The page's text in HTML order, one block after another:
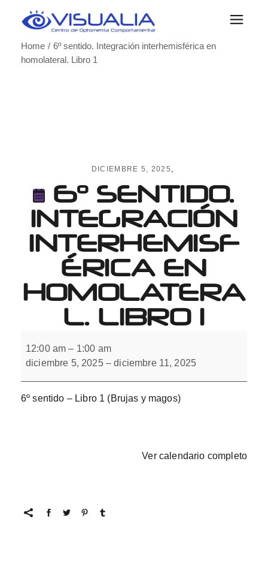
Home
6º sentido. Integración interhemisférica en
homolateral. Libro 1
DICIEMBRE 5, 2025
6º SENTIDO.
INTEGRACIÓN
INTERHEMISF
ÉRICA EN
HOMOLATERA
L. LIBRO 1
sentido.
Integración
interhemisférica
homolateral.
Libro
1
12:00 am – 1:00 am
diciembre 5, 2025 –diciembre 11, 2025
6º sentido – Libro 1 (Brujas y magos)
Ver calendario completo